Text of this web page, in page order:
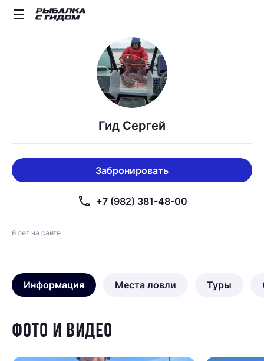
Гид Сергей
Забронировать
phone +7 (982) 381-48-00
6 лет на сайте
Информация Места ловли Туры
ФОТО И ВИДЕО